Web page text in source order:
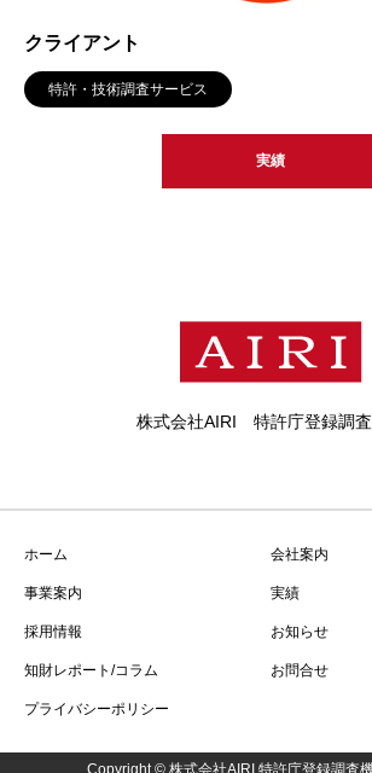
クライアント
特許・技術調査サービス
実績
株式会社AIRI 特許庁登録調
ホーム 会社案内
事業案内 実績
採用情報 お知らせ
知財レポート/コラム お問合せ
プライバシーポリシー
Copyright © 株式会社AIRI 特許庁登録調査